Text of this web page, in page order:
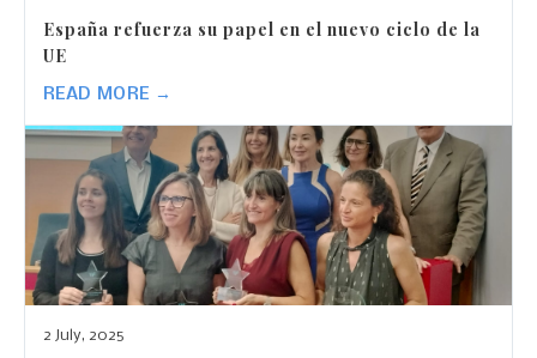
España refuerza su papel en el nuevo ciclo de la
UE
READ MORE →
2 July, 2025